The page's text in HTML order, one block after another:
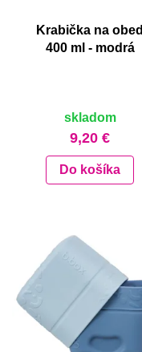
Krabička na obed
400 ml - modrá
skladom
9,20 €
Do košíka